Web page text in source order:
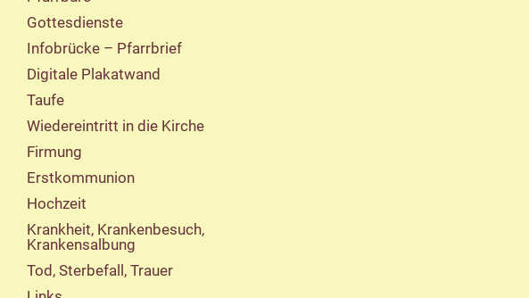
Gottesdienste
Infobrücke – Pfarrbrief
Digitale Plakatwand
Taufe
Wiedereintritt in die Kirche
Firmung
Erstkommunion
Hochzeit
Krankheit, Krankenbesuch,
Krankensalbung
Tod, Sterbefall, Trauer